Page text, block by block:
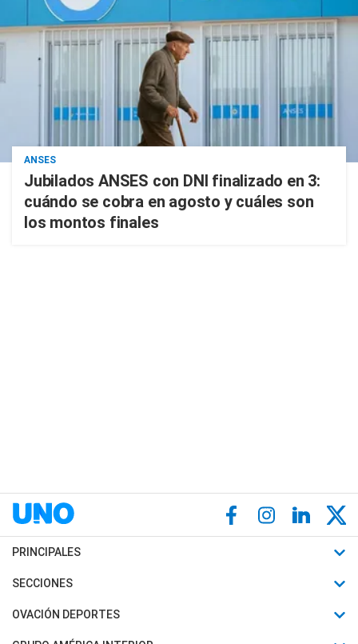
ANSES
Jubilados ANSES con DNI finalizado en 3:
cuándo se cobra en agosto y cuáles son
los montos finales
PRINCIPALES
Últimas Noticias
Política
SECCIONES
Horóscopo
Motores
OVACIÓN DEPORTES